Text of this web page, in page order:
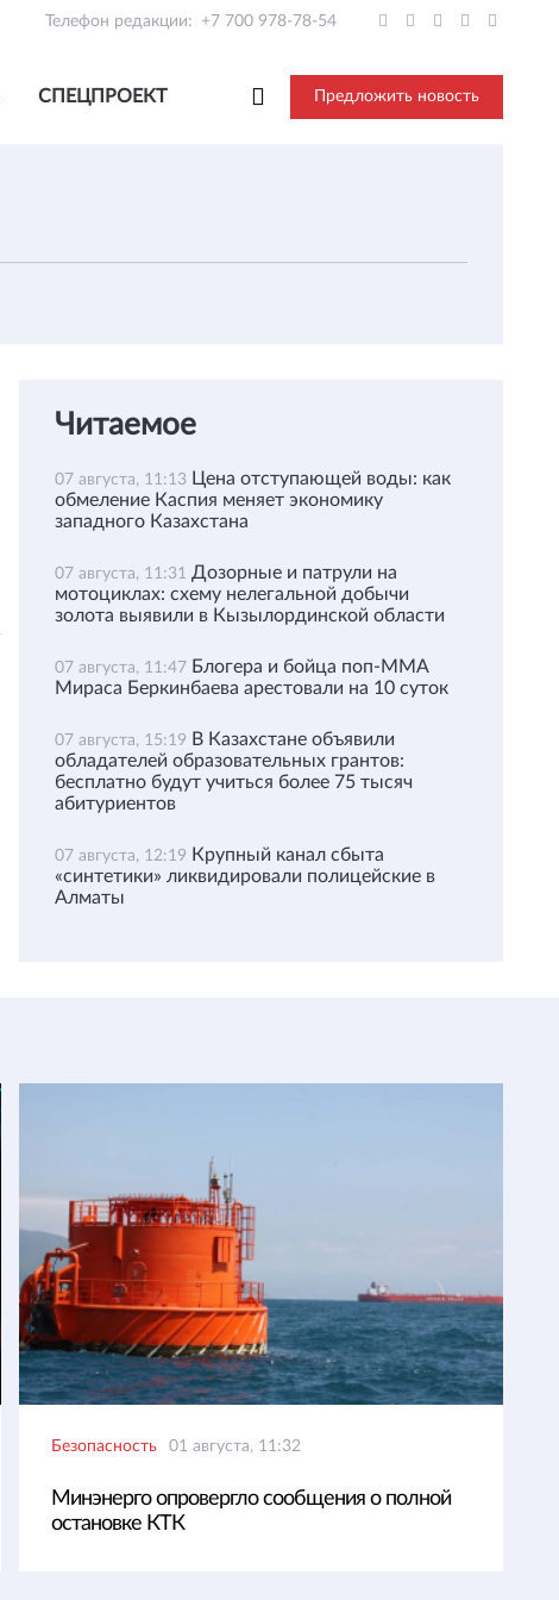
Телефон редакции: +7 700 978-78-54
СПЕЦПРОЕКТ Предложить новость
Читаемое
07 августа, 11:13 Цена отступающей воды: как
обмеление Каспия меняет экономику
западного Казахстана
07 августа, 11:31 Дозорные и патрули на
мотоциклах: схему нелегальной добычи
золота выявили в Кызылординской области
07 августа, 11:47 Блогера и бойца поп-ММА
Мираса Беркинбаева арестовали на 10 суток
07 августа, 15:19 В Казахстане объявили
обладателей образовательных грантов:
бесплатно будут учиться более 75 тысяч
абитуриентов
07 августа, 12:19 Крупный канал сбыта
«синтетики» ликвидировали полицейские в
Алматы
Безопасность 01 августа, 11:32
Минэнерго опровергло сообщения о полной
остановке КТК